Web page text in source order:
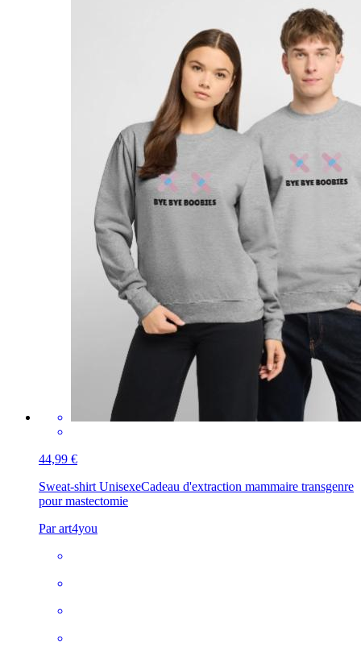
44,99 €
Sweat-shirt UnisexeCadeau d'extraction mammaire transgenre
pour mastectomie
Par art4you